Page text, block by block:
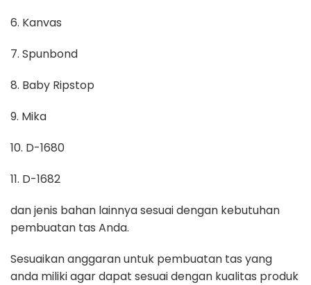
6. Kanvas
7. Spunbond
8. Baby Ripstop
9. Mika
10. D-1680
11. D-1682
dan jenis bahan lainnya sesuai dengan kebutuhan
pembuatan tas Anda.
Sesuaikan anggaran untuk pembuatan tas yang
anda miliki agar dapat sesuai dengan kualitas produk